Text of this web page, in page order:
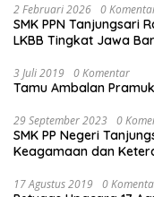
2 Februari 2026 0
SMK PPN Tanjungsari
LKBB Tingkat Jawa
3 Juli 2019 0 Komentar
Tamu Ambalan
29 September 2023 0
SMK PP Negeri
Keagamaan dan
17 Agustus 2019 0